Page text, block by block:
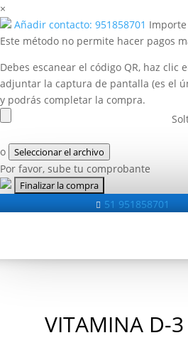
×
Añadir contacto: 951858701
Este método no permite hacer pagos
Debes escanear el código QR, haz clic
adjuntar la captura de pantalla (es el
y podrás completar la compra.
o Seleccionar el archivo
Por favor, sube tu comprobante
 51 951858701
VITAMINA D-